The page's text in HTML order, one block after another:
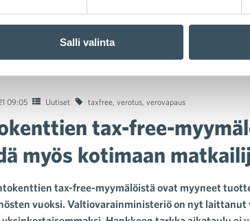
Salli valinta
myymälöille avataan mahdollisuus myydä myös
09:05 Uutiset taxfree verotus verovapaus
tax-free-
myös kotimaan
tax-free-myymälöistä ovat myyneet
vuoksi. Valtiovarainministeriö on nyt